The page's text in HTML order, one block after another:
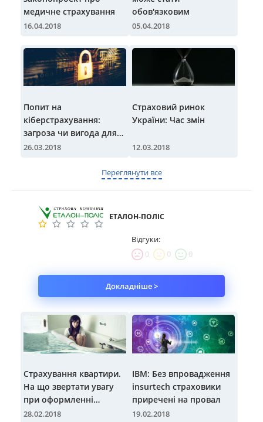
медичне страхування
16.04.2018
обов'язковим
05.04.2018
Попит на
кіберстрахування:
загроза чи вигода для
страховиків?
26.03.2018
Страховий ринок
України: Час змін
12.03.2018
Переглянути все
ЕТАЛОН-ПОЛІС
Відгуки:
0
0 0
Докладніше >
Страхування квартири.
На що звертати увагу
при оформленні
страховки?
28.02.2018
IBM: Без впровадження
insurtech страховики
приречені на провал
19.02.2018